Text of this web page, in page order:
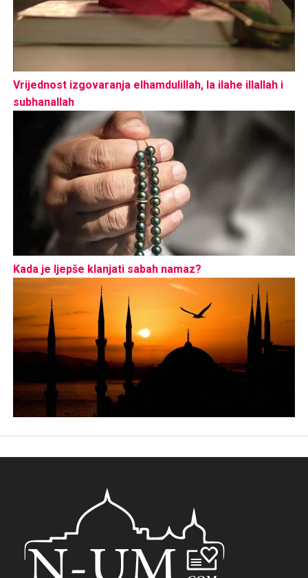
Vrijednost izgovaranja elhamdulillah, la ilahe illallah i
subhanallah
Kada je ljepše klanjati sabah namaz?